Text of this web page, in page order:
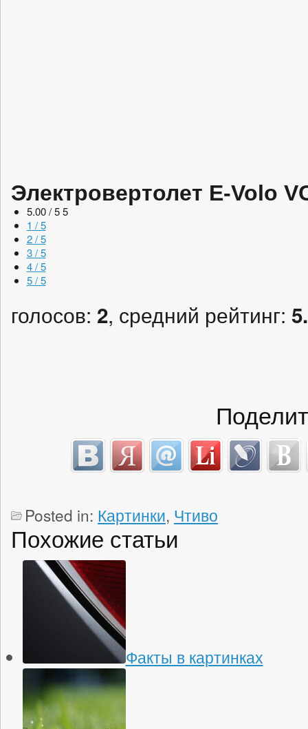
Электровертолет E-Volo
5.00 / 5 5
1 / 5
2 / 5
3 / 5
4 / 5
5 / 5
голосов: 2, средний рейтинг:
Posted in: Картинки, Чтиво
Похожие статьи
Факты в картинках